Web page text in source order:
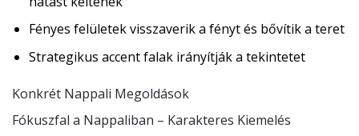
Fényes felületek visszaverik a fényt és bővítik a teret
Strategikus accent falak irányítják a tekintetet
Konkrét Nappali Megoldások
Fókuszfal a Nappaliban – Karakteres Kiemelés